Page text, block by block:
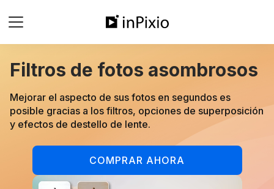
Filtros de fotos asombrosos
Mejorar el aspecto de sus fotos en segundos es
posible gracias a los filtros, opciones de superposición
y efectos de destello de lente.
COMPRAR AHORA